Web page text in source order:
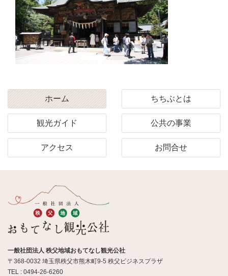
ホーム ちちぶとは
観光ガイド 公共の事業
アクセス お問合せ
一般社団法人 秩父地域おもてなし観光公社
〒368-0032 埼玉県秩父市熊木町9-5 秩父ビジネスプラザ
TEL : 0494-26-6260